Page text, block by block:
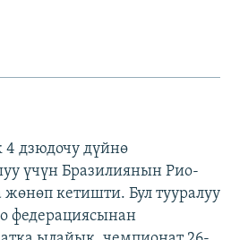
4 дзюдочу дүйнө
үчүн Бразилиянын Рио-
кетишти. Бул тууралуу
федерациясынан